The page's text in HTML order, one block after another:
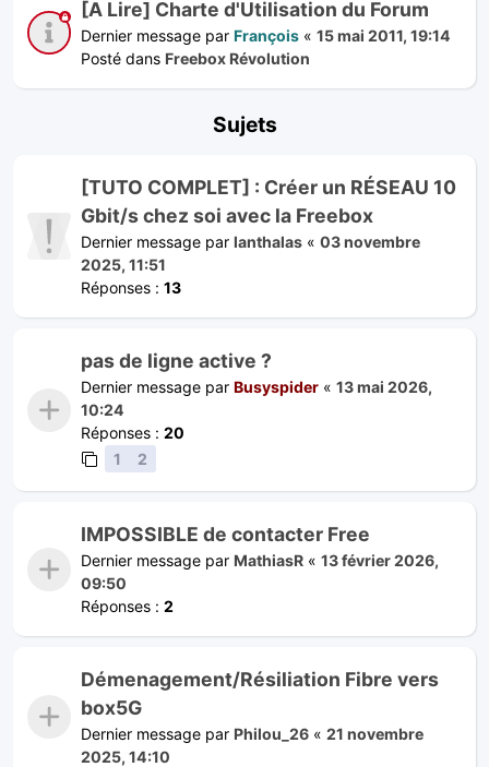
[A Lire] Charte d'Utilisation du Forum
Dernier message par François « 15 mai 2011, 19:14
Posté dans Freebox Révolution
Sujets
[TUTO COMPLET] : Créer un RÉSEAU 10
Gbit/s chez soi avec la Freebox
Dernier message par lanthalas « 03 novembre
2025, 11:51
Réponses : 13
pas de ligne active ?
Dernier message par Busyspider « 13 mai 2026,
10:24
Réponses : 20
1
2
IMPOSSIBLE de contacter Free
Dernier message par MathiasR « 13 février 2026,
09:50
Réponses : 2
Démenagement/Résiliation Fibre vers
box5G
Dernier message par Philou_26 « 21 novembre
2025, 14:10